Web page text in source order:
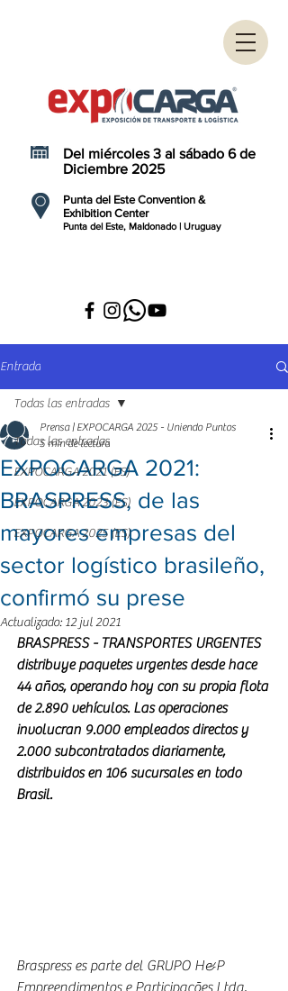
Punta del Este Convention &
Exhibition Center
Punta del Este, Maldonado | Uruguay
Del miércoles 3 al sábado 6 de
Diciembre 2025
Entrada
Todas las entradas
EXPOCARGA 2021 (ES)
EXPOCARGA 2023 (ES)
EXPOCARGA 2025 (ES)
Todas las entradas
EXPOCARGA 2021:
BRASPRESS, de las
mayores empresas del
sector logístico brasileño,
confirmó su prese
Prensa | EXPOCARGA 2025 - Uniendo Puntos
5 min de lectura
Actualizado:12 jul 2021
BRASPRESS - TRANSPORTES URGENTES
distribuye paquetes urgentes desde hace
44 años, operando hoy con su propia flota
de 2.890 vehículos. Las operaciones
involucran 9.000 empleados directos y
2.000 subcontratados diariamente,
distribuidos en 106 sucursales en todo
Brasil.
Braspress es parte del GRUPO H&P
Empreendimentos e Participações Ltda,